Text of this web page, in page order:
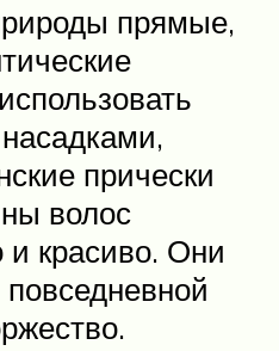
прямые,
прически
волос
красиво. Они